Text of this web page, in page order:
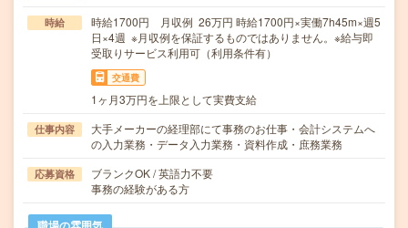
時給
時給1700円 月収例 26万円 時給1700円×実働7h45m×週5
日×4週 ※月収例を保証するものではありません。※給与即
受取りサービス利用可（利用条件有）
交通費
1ヶ月3万円を上限として実費支給
仕事内容
大手メーカーの経理部にて事務のお仕事・会計システムへ
の入力業務・データ入力業務・資料作成・庶務業務
応募資格
ブランクOK / 英語力不要
事務の経験がある方